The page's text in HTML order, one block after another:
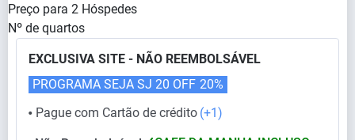
Preço para 2 Hóspedes
Nº de quartos
EXCLUSIVA SITE - NÃO REEMBOLSÁVEL
⬤ Pague com Cartão de crédito (+1)
PROGRAMA SEJA SJ 20 OFF 20%